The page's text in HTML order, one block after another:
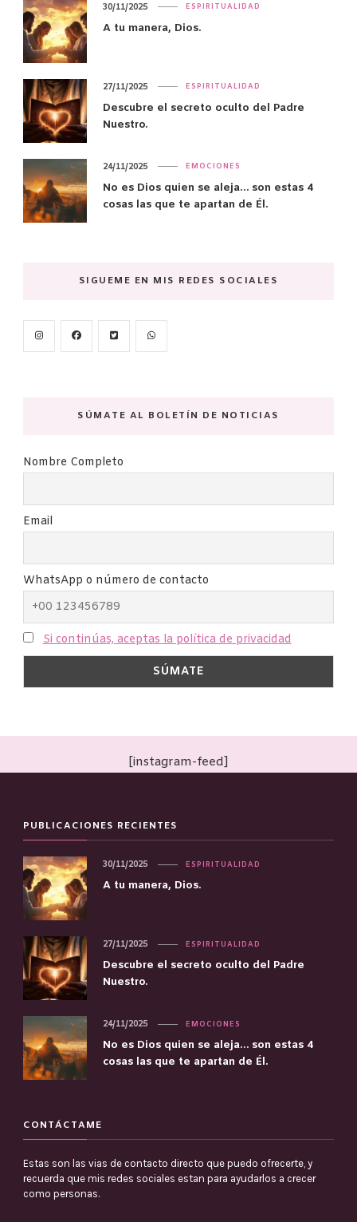
ESPIRITUALIDAD
A tu manera, Dios.
30/11/2025
ESPIRITUALIDAD
Descubre el secreto oculto del Padre
Nuestro.
27/11/2025
EMOCIONES
No es Dios quien se aleja… son estas 4
cosas las que te apartan de Él.
24/11/2025
SIGUEME EN MIS REDES SOCIALES
SÚMATE AL BOLETÍN DE NOTICIAS
Nombre Completo
Email
WhatsApp o número de contacto
Si continúas, aceptas la política de privacidad
[instagram-feed]
PUBLICACIONES RECIENTES
ESPIRITUALIDAD
A tu manera, Dios.
30/11/2025
ESPIRITUALIDAD
Descubre el secreto oculto del Padre
Nuestro.
27/11/2025
EMOCIONES
No es Dios quien se aleja… son estas 4
cosas las que te apartan de Él.
24/11/2025
CONTÁCTAME
Estas son las vias de contacto directo que puedo ofrecerte, y
recuerda que mis redes sociales estan para ayudarlos a crecer
como personas.